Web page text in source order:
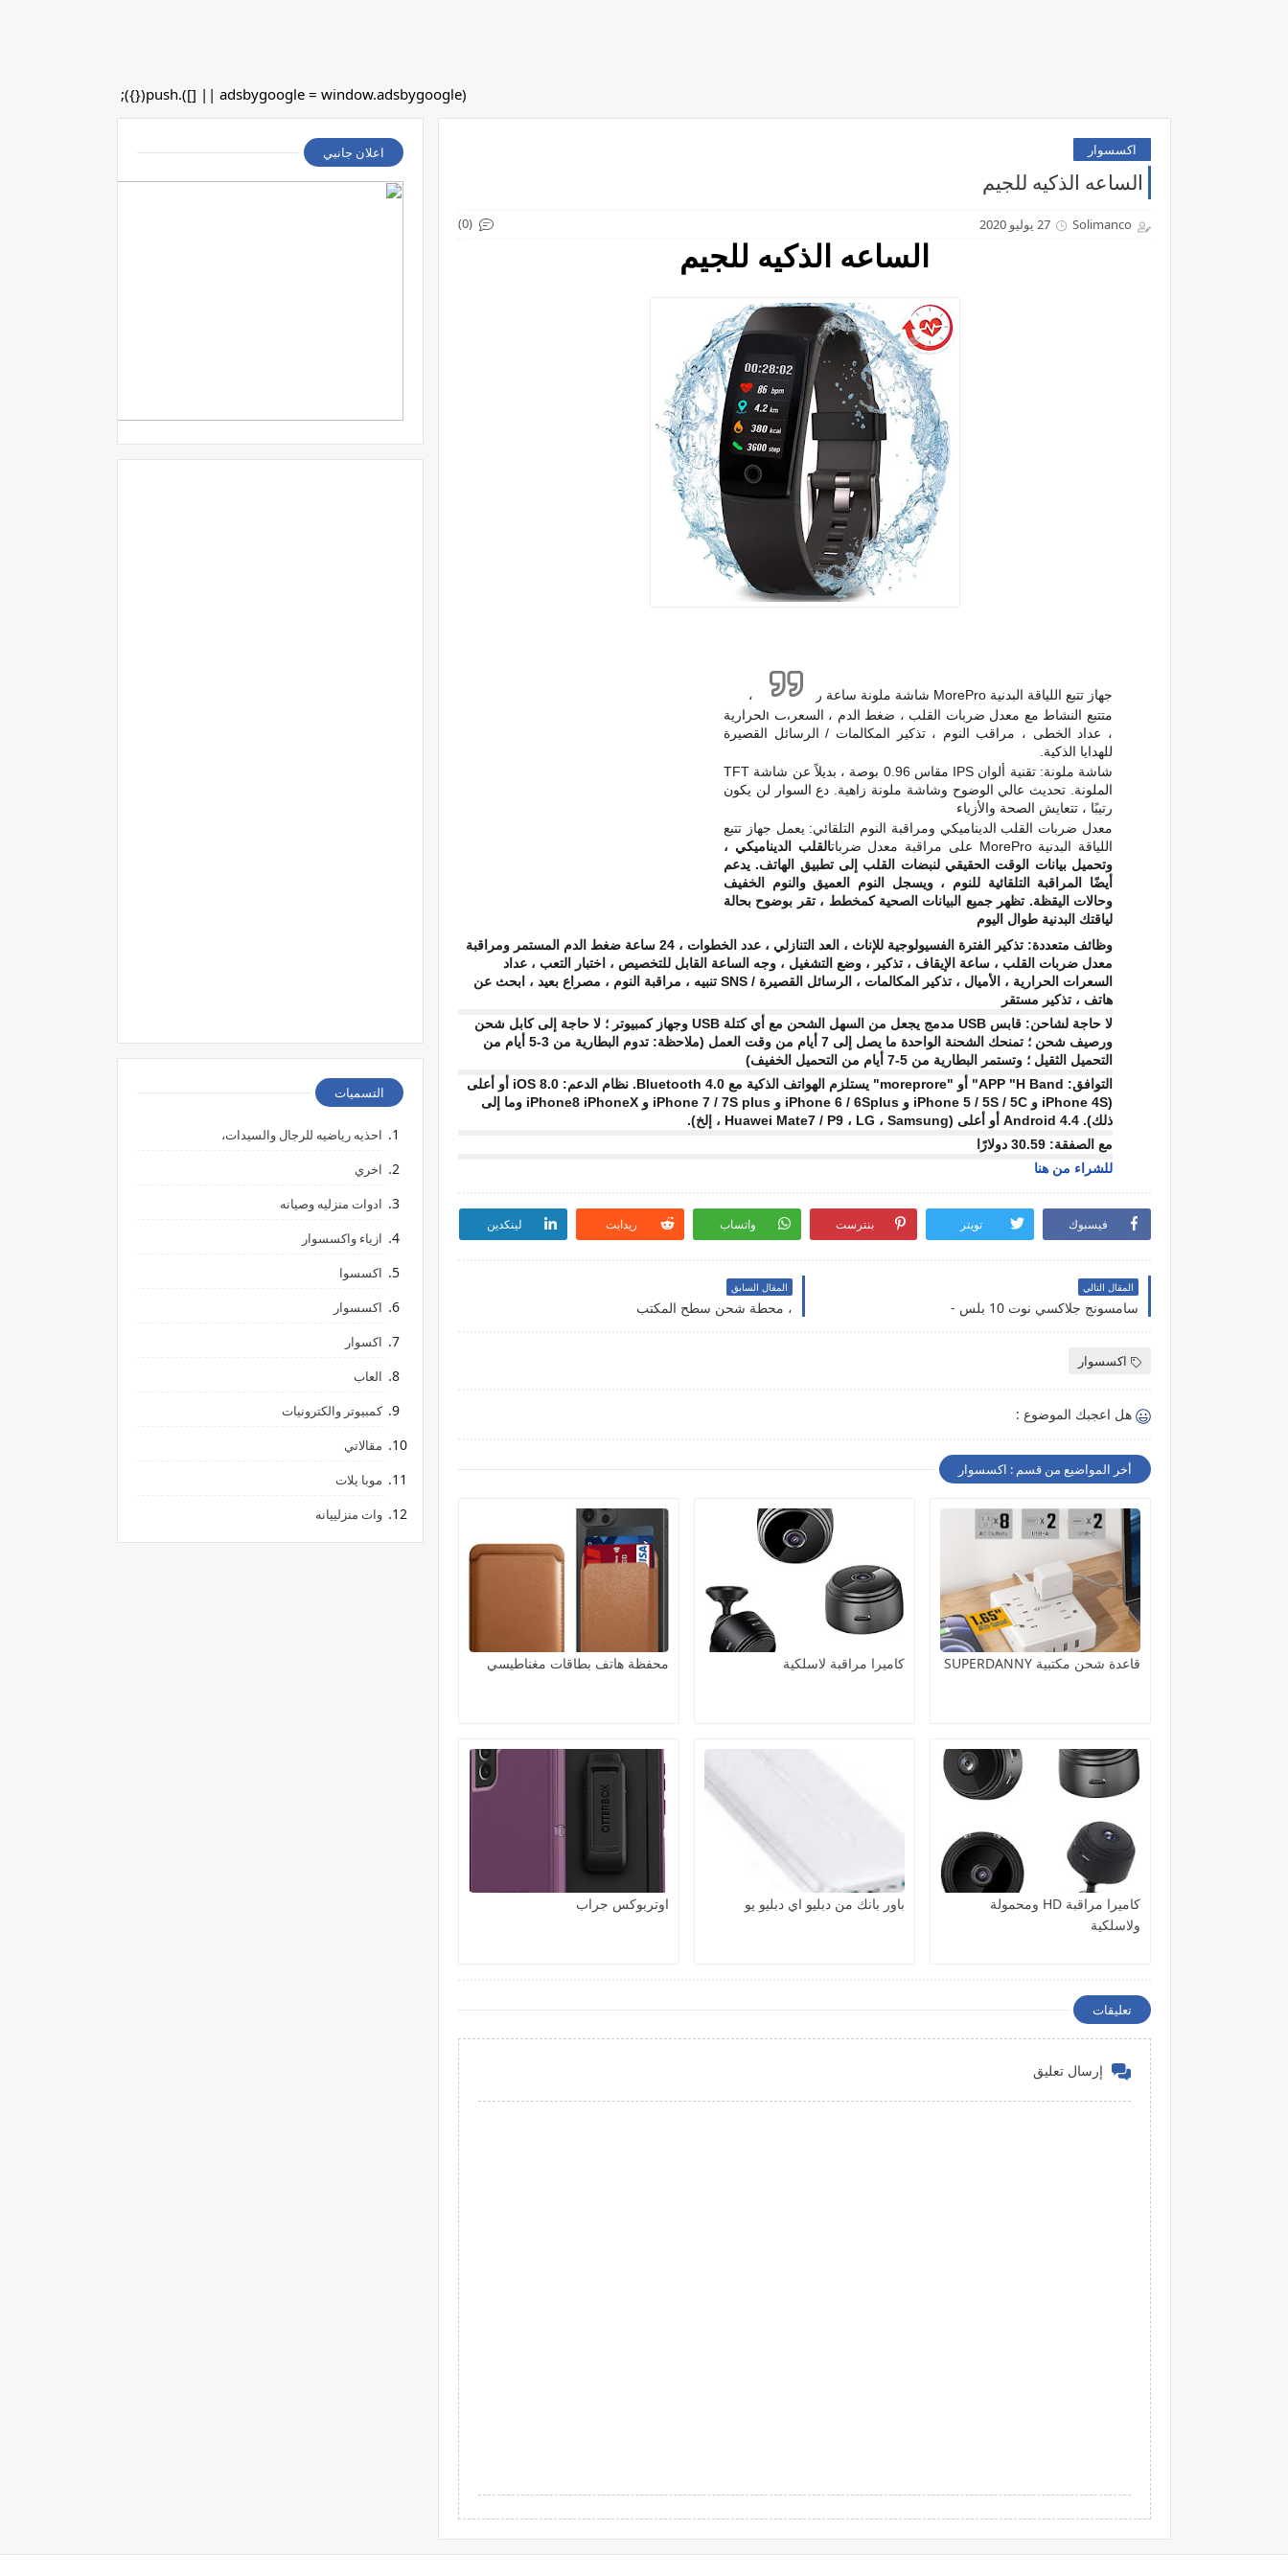
(adsbygoogle = window.adsbygoogle || []).push({});
اكسسوار
الساعه الذكيه للجيم
Solimanco 27 يوليو 2020 (0)
الساعه الذكيه للجيم
جهاز تتبع اللياقة البدنية MorePro شاشة ملونة ساعة رياضية ذكية ،
متتبع النشاط مع معدل ضربات القلب ، ضغط الدم ، السعرات الحرارية
، عداد الخطى ، مراقب النوم ، تذكير المكالمات / الرسائل القصيرة
للهدايا الذكية.
شاشة ملونة: تقنية ألوان IPS مقاس 0.96 بوصة ، بديلاً عن شاشة TFT
الملونة. تحديث عالي الوضوح وشاشة ملونة زاهية. دع السوار لن يكون
رتيبًا ، تتعايش الصحة والأزياء
معدل ضربات القلب الديناميكي ومراقبة النوم التلقائي: يعمل جهاز تتبع
اللياقة البدنية MorePro على مراقبة معدل ضربات
القلب الديناميكي ،
وتحميل بيانات الوقت الحقيقي لنبضات القلب إلى تطبيق الهاتف. يدعم
أيضًا المراقبة التلقائية للنوم ، ويسجل النوم العميق والنوم الخفيف
وحالات اليقظة. تظهر جميع البيانات الصحية كمخطط ، تقر بوضوح بحالة
لياقتك البدنية طوال اليوم
وظائف متعددة: تذكير الفترة الفسيولوجية للإناث ، العد التنازلي ، عدد الخطوات ، 24 ساعة ضغط الدم المستمر ومراقبة
معدل ضربات القلب ، ساعة الإيقاف ، تذكير ، وضع التشغيل ، وجه الساعة القابل للتخصيص ، اختبار التعب ، عداد
السعرات الحرارية ، الأميال ، تذكير المكالمات ، الرسائل القصيرة / SNS تنبيه ، مراقبة النوم ، مصراع بعيد ، ابحث عن
هاتف ، تذكير مستقر
لا حاجة لشاحن: قابس USB مدمج يجعل من السهل الشحن مع أي كتلة USB وجهاز كمبيوتر ؛ لا حاجة إلى كابل شحن
ورصيف شحن ؛ تمنحك الشحنة الواحدة ما يصل إلى 7 أيام من وقت العمل (ملاحظة: تدوم البطارية من 3-5 أيام من
التحميل الثقيل ؛ وتستمر البطارية من 5-7 أيام من التحميل الخفيف)
التوافق: APP "H Band" أو "moreprore" يستلزم الهواتف الذكية مع Bluetooth 4.0. نظام الدعم: iOS 8.0 أو أعلى
(iPhone 4S و iPhone 5 / 5S / 5C و iPhone 6 / 6Splus و iPhone 7 / 7S plus و iPhone8 iPhoneX وما إلى
ذلك). Android 4.4 أو أعلى (Huawei Mate7 / P9 ، LG ، Samsung ، إلخ).
مع الصفقة: 30.59 دولارًا
للشراء من هنا
فيسبوك تويتر بنترست واتساب ريدايت لينكدين
المقال التالي
سامسونج جلاكسي نوت 10 بلس -
المقال السابق
، محطة شحن سطح المكتب
اكسسوار
هل اعجبك الموضوع :
أخر المواضيع من قسم : اكسسوار
قاعدة شحن مكتبية SUPERDANNY كاميرا مراقبة لاسلكية محفظة هاتف بطاقات مغناطيسي
كاميرا مراقبة HD ومحمولة
ولاسلكية
باور بانك من دبليو اي دبليو يو اوتربوكس جراب
تعليقات
إرسال تعليق
اعلان جانبي
التسميات
احذيه رياضيه للرجال والسيدات،
اخري
ادوات منزليه وصيانه
ازياء واكسسوار
اكسسوا
اكسسوار
اكسوار
العاب
كمبيوتر والكترونيات
مقالاتي
موبا يلات
وات منزلييانه